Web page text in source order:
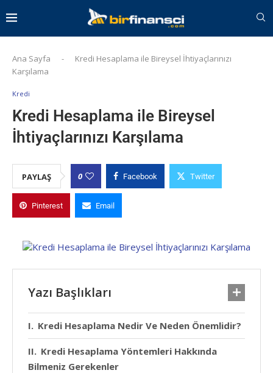
Ana Sayfa -
Kredi Hesaplama ile Bireysel İhtiyaçlarınızı
Karşılama
Kredi
Kredi Hesaplama ile Bireysel
İhtiyaçlarınızı Karşılama
PAYLAŞ 0 Facebook Twitter
Pinterest Email
Yazı Başlıkları
Kredi Hesaplama Nedir Ve Neden Önemlidir?
Kredi Hesaplama Yöntemleri Hakkında
Bilmeniz Gerekenler